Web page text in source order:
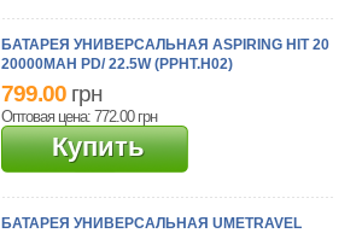
БАТАРЕЯ УНИВЕРСАЛЬНАЯ ASPIRING HIT 20
20000MAH PD/ 22.5W (PPHT.H02)
799.00 грн
Оптовая цена: 772.00 грн
Купить
БАТАРЕЯ УНИВЕРСАЛЬНАЯ UMETRAVEL